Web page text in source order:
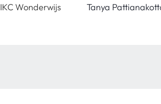
IKC Wonderwijs Tanya